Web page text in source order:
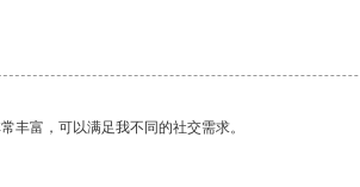
丰富，可以满足我不同的社交需求。